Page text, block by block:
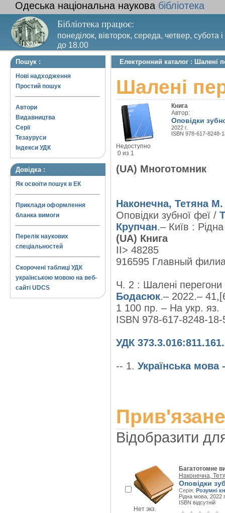
Одеська національна наукова бібліотека
Бібліотека працює:
понеділок, вівторок, середа, четвер, субота
до 18.00
Вихідний день – п’ятниця. Останній четвер
Пошук :
Нові надходження
Простий пошук
Автори
Видавництва
Серії
Тезауруси
Індекси УДК
Довідка :
Як освоїти пошук в ЕК
Приклади оформлення
бланка вимоги
Перелік наукових
спеціальностей
Скорочені таблиці УДК
українською мовою на веб-
сайті UDCS
Електронний каталог : Шалені
Шалені
Недоступно
0 из 1
Книга
Автор:
Оповідки
2022 г.
ISBN 978-617-8248-
(UA) Многотомник
Наконечна, Тетяна М.
Оповідки зубної феї /
Крупчан.– Київ :
(UA) Книга
II> 48285
916595 Главный
Ч. 2 : Шалені
Бодасюк.– 2022.–
1 100 пр. – На укр. яз.
ISBN 978-617-8248-18-
УДК
-- 1. Українська
Відобразити
Нет экз.
Багатотомне
Наконечна,
Оповідки
Серія: Розумні
Рідна мова, 2022
ISBN відсутній